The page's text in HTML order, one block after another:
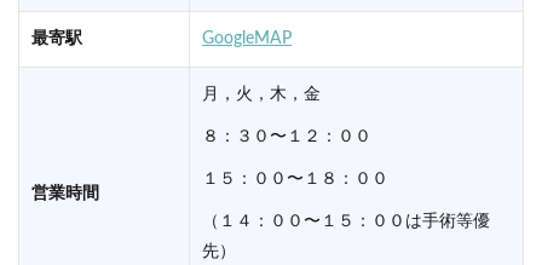
最寄駅 GoogleMAP
営業時間
月，火，木，金
８：３０〜１２：００
１５：００〜１８：００
（１４：００〜１５：００は手術等優
先）